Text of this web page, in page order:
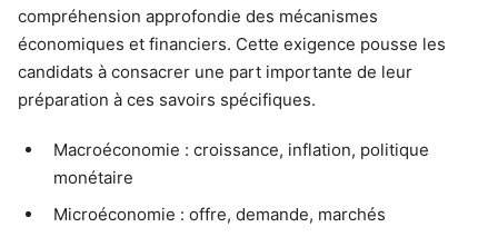
compréhension approfondie des mécanismes
économiques et financiers. Cette exigence pousse les
candidats à consacrer une part importante de leur
préparation à ces savoirs spécifiques.
Macroéconomie : croissance, inflation, politique
monétaire
Microéconomie : offre, demande, marchés